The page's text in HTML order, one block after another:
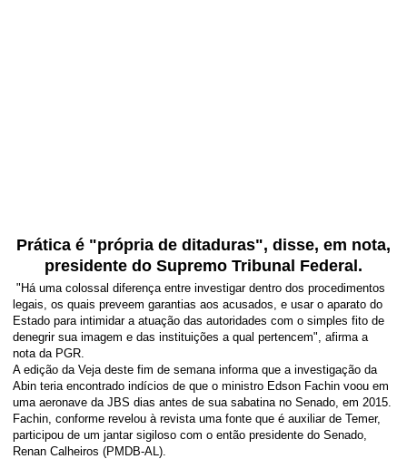
Prática é "própria de ditaduras", disse, em nota,
presidente do Supremo Tribunal Federal.
"Há uma colossal diferença entre investigar dentro dos procedimentos
legais, os quais preveem garantias aos acusados, e usar o aparato do
Estado para intimidar a atuação das autoridades com o simples fito de
denegrir sua imagem e das instituições a qual pertencem", afirma a
nota da PGR.
A edição da Veja deste fim de semana informa que a investigação da
Abin teria encontrado indícios de que o ministro Edson Fachin voou em
uma aeronave da JBS dias antes de sua sabatina no Senado, em 2015.
Fachin, conforme revelou à revista uma fonte que é auxiliar de Temer,
participou de um jantar sigiloso com o então presidente do Senado,
Renan Calheiros (PMDB-AL).